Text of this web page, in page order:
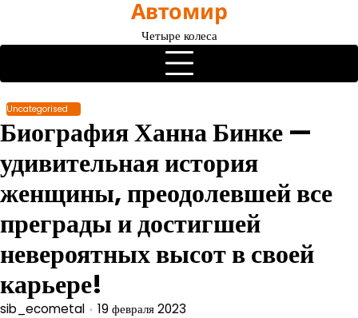
содержимому
Автомир
Четыре колеса
Uncategorised
Биография Ханна Бинке —
удивительная история
женщины, преодолевшей все
преграды и достигшей
невероятных высот в своей
карьере!
sib_ecometal 19 февраля 2023